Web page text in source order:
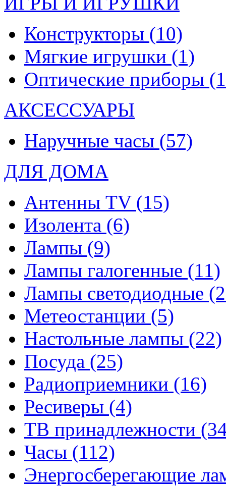
Конструкторы (10)
Мягкие игрушки (1)
Оптические приборы
АКСЕССУАРЫ
Наручные часы (57)
ДЛЯ ДОМА
Антенны TV (15)
Изолента (6)
Лампы (9)
Лампы галогенные (11)
Лампы светодиодные
Метеостанции (5)
Настольные лампы (22)
Посуда (25)
Радиоприемники (16)
Ресиверы (4)
ТВ принадлежности
Часы (112)
Энергосберегающие